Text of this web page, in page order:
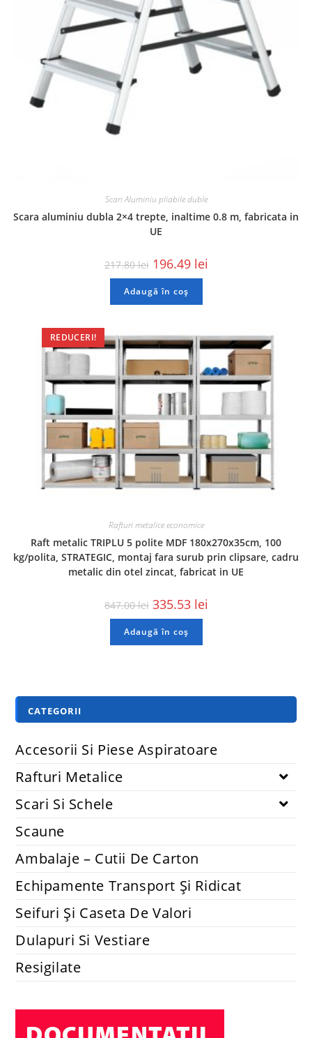
Scari Aluminiu pliabile duble
Scara aluminiu dubla 2×4 trepte, inaltime 0.8 m, fabricata in
UE
217.80lei 196.49 lei
Adaugă în coș
REDUCERI!
Rafturi metalice economice
Raft metalic TRIPLU 5 polite MDF 180x270x35cm, 100
kg/polita, STRATEGIC, montaj fara surub prin clipsare, cadru
metalic din otel zincat, fabricat in UE
847.00lei 335.53 lei
Adaugă în coș
CATEGORII
Accesorii Si Piese Aspiratoare
Rafturi Metalice
Scari Si Schele
Scaune
Ambalaje – Cutii De Carton
Echipamente Transport Și Ridicat
Seifuri Și Caseta De Valori
Dulapuri Si Vestiare
Resigilate